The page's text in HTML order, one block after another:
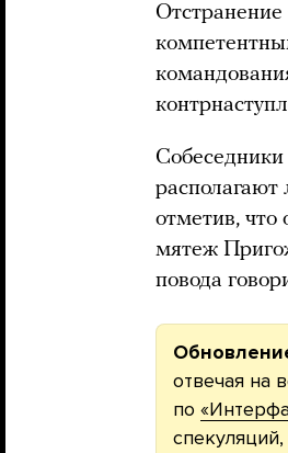
Отстранение
отметив, что
мятеж
повода
отвечая на
по